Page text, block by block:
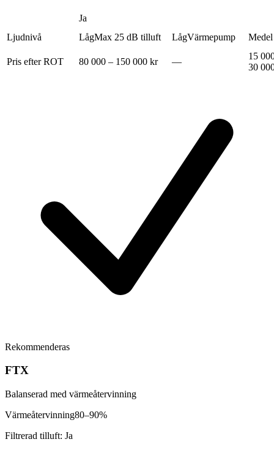
Ja
Ljudnivå LågMax 25 dB tilluft LågVärmepump Medel
Pris efter ROT 80 000 – 150 000 kr —
15
30
Rekommenderas
FTX
Balanserad med värmeåtervinning
Värmeåtervinning80–90%
Filtrerad tilluft: Ja